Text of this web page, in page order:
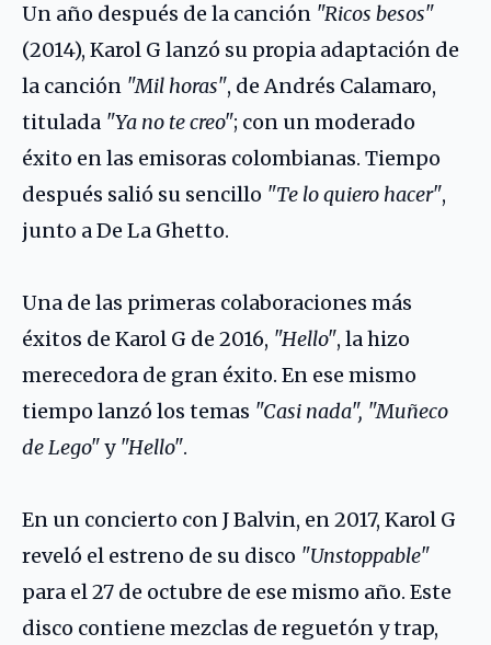
Un año después de la canción "Ricos besos"
(2014), Karol G lanzó su propia adaptación de
la canción "Mil horas", deAndrés Calamaro,
titulada "Ya no te creo"; con un moderado
éxito en las emisoras colombianas. Tiempo
después salió su sencillo "Te lo quiero hacer",
junto aDe La Ghetto.
Una de las primeras colaboraciones más
éxitos de Karol G de 2016, "Hello", la hizo
merecedora de gran éxito. En ese mismo
tiempo lanzó los temas "Casi nada", "Muñeco
de Lego"y "Hello".
En un concierto con J Balvin, en 2017, Karol G
reveló el estreno de su disco "Unstoppable"
para el 27 de octubre de ese mismo año. Este
disco contiene mezclas de reguetón y trap,